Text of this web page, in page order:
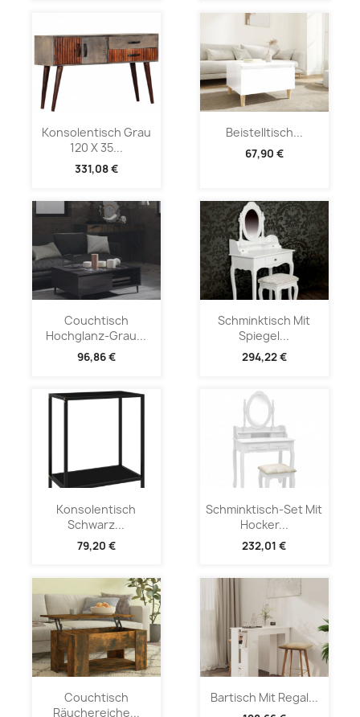
Konsolentisch Grau
120 X 35...
331,08 €
Beistelltisch...
67,90 €
Couchtisch
Hochglanz-Grau...
96,86 €
Schminktisch Mit
Spiegel...
294,22 €
Konsolentisch
Schwarz...
79,20 €
Schminktisch-Set Mit
Hocker...
232,01 €
Couchtisch
Räuchereiche...
Bartisch Mit Regal...